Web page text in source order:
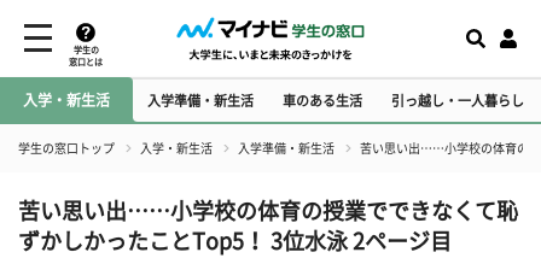
学生の
窓口とは
入学・新生活 入学準備・新生活 車のある生活 引っ越し・一人暮らし
学生の窓口トップ 入学・新生活 入学準備・新生活 苦い思い出……小学校の体育の授
苦い思い出……小学校の体育の授業でできなくて恥
ずかしかったことTop5！ 3位水泳 2ページ目